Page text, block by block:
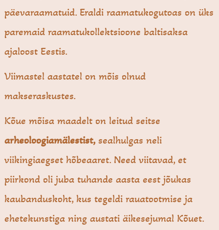
päevaraamatuid. Eraldi raamatukogutoas on üks
paremaid raamatukollektsioone baltisaksa
ajaloost Eestis.
Viimastel aastatel on mõis olnud
makseraskustes.
Kõue mõisa maadelt on leitud seitse
arheoloogiamälestist, sealhulgas neli
viikingiaegset hõbeaaret. Need viitavad, et
piirkond oli juba tuhande aasta eest jõukas
kaubanduskoht, kus tegeldi rauatootmise ja
ehetekunstiga ning austati äikesejumal Kõuet.